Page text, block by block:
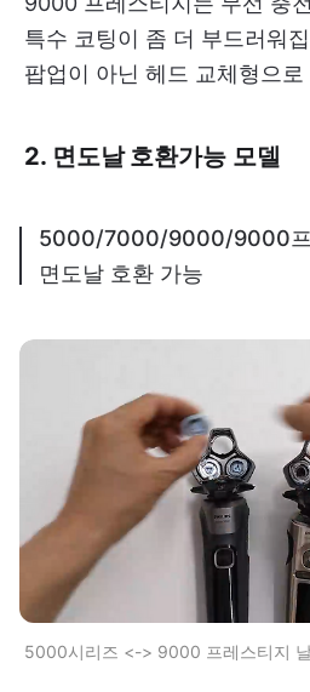
특수 코팅이 좀 더 부드러워
팝업이 아닌 헤드 교체형으
2. 면도날 호환가능 모델
5000/7000/9000/9000프
면도날 호환 가능
5000시리즈 <-> 9000 프레스티지